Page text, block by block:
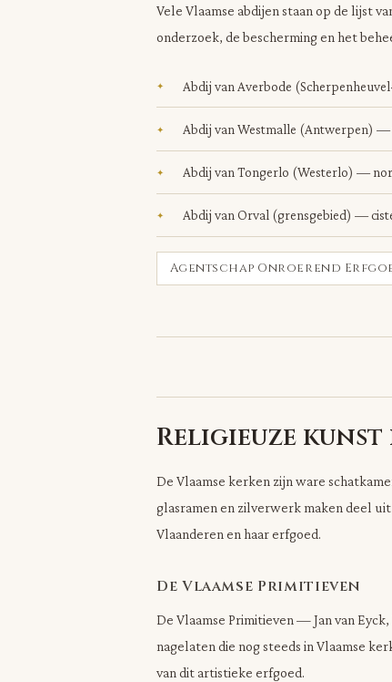
Vele Vlaamse abdijen staan op de lijst
onderzoek, de bescherming en het
Abdij van Averbode
Abdij van Westmalle (Antwerpen)
Abdij van Tongerlo (Westerlo) —
Abdij van Orval (grensgebied) —
Agentschap Onroerend
Religieuze kunst
De Vlaamse kerken zijn ware
glasramen en zilverwerk maken deel
Vlaanderen en haar erfgoed.
De Vlaamse Primitieven
De Vlaamse Primitieven — Jan van
nagelaten die nog steeds in Vlaamse
van dit artistieke erfgoed.